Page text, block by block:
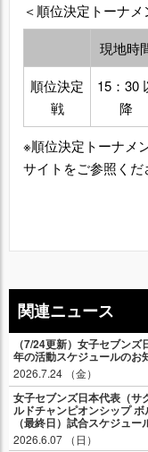
＜順位決定トーナメ
現地時
順位決定
戦
15：30
降
※順位決定トーナメ
サイトをご参照くだ
関連ニュース
（7/24更新）女子セブン
年の活動スケジュールのお
2026.7.24 （金）
女子セブンズ日本代表（サ
ルドチャンピオンシップ
（最終日）試合スケジュー
2026.6.07 （日）